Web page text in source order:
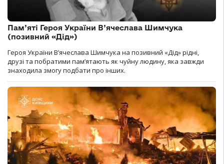
Пам’яті Героя України В’ячеслава Шимчука
(позивний «Дід»)
Героя України В’ячеслава Шимчука на позивний «Дід» рідні,
друзі та побратими пам’ятають як чуйну людину, яка завжди
знаходила змогу подбати про інших.